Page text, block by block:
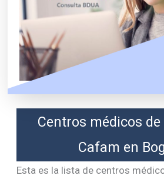
Centros médicos
Cafam en
Esta es la lista de centros